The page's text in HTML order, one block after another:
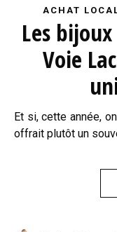
ACHAT
Les
Voie
Et si, cette année, on offrait plus que des fleurs? Et si l’on
offrait plutôt un